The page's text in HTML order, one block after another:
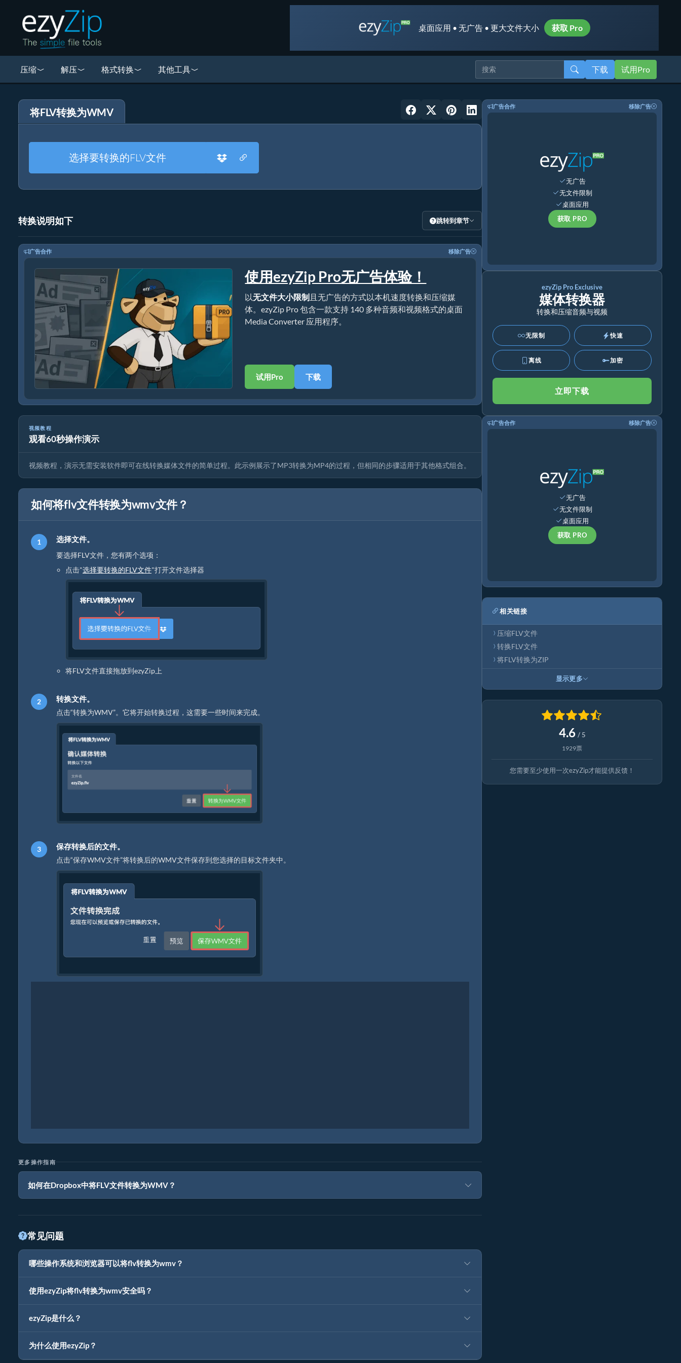
桌面应用 • 无广告 • 更大文件大小 获取 Pro
压缩 解压 格式转换 其他工具 下载 试用Pro
将FLV转换为WMV
选择要转换的FLV文件
转换说明如下 跳转到章节
广告合作 移除广告
使用ezyZip Pro无广告体验！
以无文件大小限制且无广告的方式以本机速度转换和压缩媒
体。ezyZip Pro 包含一款支持 140 多种音频和视频格式的桌面
Media Converter 应用程序。
试用Pro 下载
视频教程
观看60秒操作演示
如何转换媒体文件
视频教程，演示无需安装软件即可在线转换媒体文件的简单过程。此示例展示了MP3转换为MP4的过程，但相同的步骤适用于其他格式组合。
如何将flv文件转换为wmv文件？
选择文件。
要选择FLV文件，您有两个选项：
点击"选择要转换的FLV文件"打开文件选择器
将FLV文件直接拖放到ezyZip上
转换文件。
点击“转换为WMV”。它将开始转换过程，这需要一些时间来完成。
保存转换后的文件。
点击“保存WMV文件”将转换后的WMV文件保存到您选择的目标文件夹中。
更多操作指南
如何在Dropbox中将FLV文件转换为WMV？
常见问题
哪些操作系统和浏览器可以将flv转换为wmv？
使用ezyZip将flv转换为wmv安全吗？
ezyZip是什么？
为什么使用ezyZip？
广告合作 移除广告
无广告
无文件限制
桌面应用
获取 PRO
ezyZip Pro Exclusive
媒体转换器
转换和压缩音频与视频
无限制 快速
离线 加密
立即下载
广告合作 移除广告
无广告
无文件限制
桌面应用
获取 PRO
相关链接
压缩FLV文件
转换FLV文件
将FLV转换为ZIP
显示更多
4.6 / 5
1929票
您需要至少使用一次ezyZip才能提供反馈！